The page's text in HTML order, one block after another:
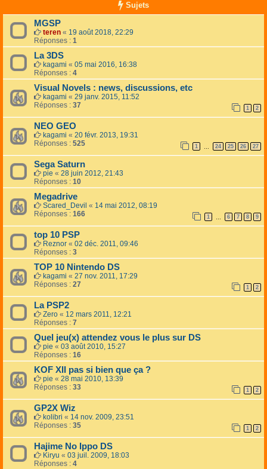
Sujets
MGSP
teren « 19 août 2018, 22:29
Réponses : 1
La 3DS
kagami « 05 mai 2016, 16:38
Réponses : 4
Visual Novels : news, discussions, etc
kagami « 29 janv. 2015, 11:52
Réponses : 37 1 2
NEO GEO
kagami « 20 févr. 2013, 19:31
Réponses : 525 1 … 24 25 26 27
Sega Saturn
pie « 28 juin 2012, 21:43
Réponses : 10
Megadrive
Scared_Devil « 14 mai 2012, 08:19
Réponses : 166 1 … 6 7 8 9
top 10 PSP
Reznor « 02 déc. 2011, 09:46
Réponses : 3
TOP 10 Nintendo DS
kagami « 27 nov. 2011, 17:29
Réponses : 27 1 2
La PSP2
Zero « 12 mars 2011, 12:21
Réponses : 7
Quel jeu(x) attendez vous le plus sur DS
pie « 03 août 2010, 15:27
Réponses : 16
KOF XII pas si bien que ça ?
pie « 28 mai 2010, 13:39
Réponses : 33 1 2
GP2X Wiz
kolibri « 14 nov. 2009, 23:51
Réponses : 35 1 2
Hajime No Ippo DS
Kiryu « 03 juil. 2009, 18:03
Réponses : 4